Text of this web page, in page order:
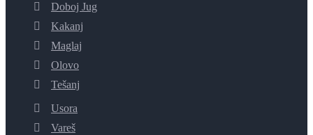
Doboj Jug
Kakanj
Maglaj
Olovo
Tešanj
Usora
Vareš